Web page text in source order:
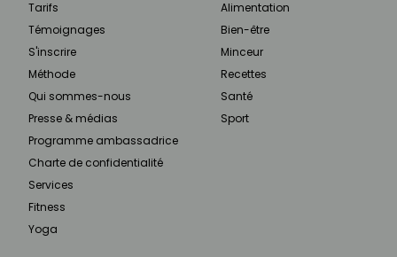
Tarifs
Témoignages
S'inscrire
Méthode
Qui sommes-nous
Presse & médias
Programme ambassadrice
Charte de confidentialité
Services
Fitness
Yoga
Alimentation
Bien-être
Minceur
Recettes
Santé
Sport